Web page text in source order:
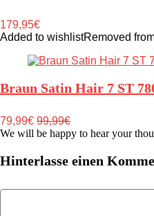
179,95€
Added to wishlistRemoved
Braun Satin Hair 7 ST
79,99€ 99,99€
We will be happy to hear your
Hinterlasse einen